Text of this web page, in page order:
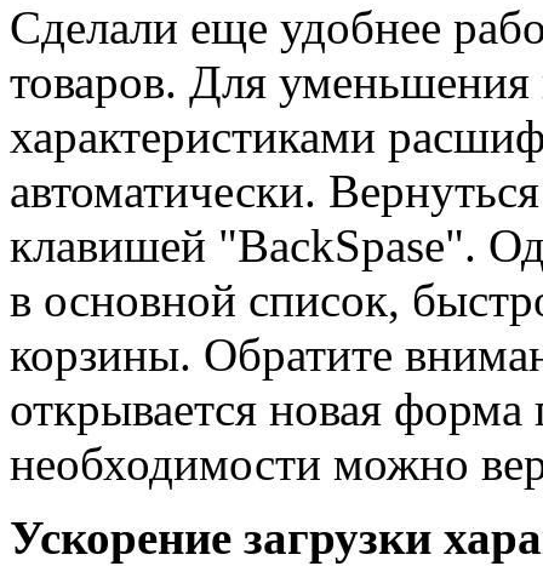
Сделали еще удобнее
товаров. Для уменьшения
характеристиками
автоматически.
клавишей "BackSpase".
в основной список,
корзины. Обратите
открывается новая
необходимости можно
Ускорение загрузки